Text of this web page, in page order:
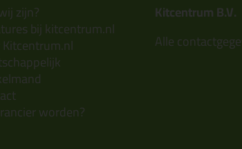
zijn?
bij kitcentrum.nl
worden?
Kitcentrum B.V.
Alle